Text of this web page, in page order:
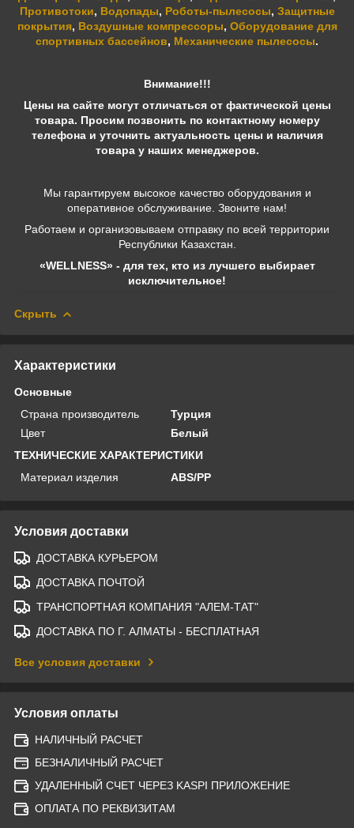
Противотоки, Водопады, Роботы-пылесосы, Защитные
покрытия, Воздушные компрессоры, Оборудование для
спортивных бассейнов, Механические пылесосы.
Внимание!!!
Цены на сайте могут отличаться от фактической цены
товара. Просим позвонить по контактному номеру
телефона и уточнить актуальность цены и наличия
товара у наших менеджеров.
Мы гарантируем высокое качество оборудования и
оперативное обслуживание. Звоните нам!
Работаем и организовываем отправку по всей территории
Республики Казахстан.
«WELLNESS» - для тех, кто из лучшего выбирает
исключительное!
Скрыть
Характеристики
Основные
Страна производитель
Турция
Цвет
Белый
ТЕХНИЧЕСКИЕ ХАРАКТЕРИСТИКИ
Материал изделия
ABS/PP
Условия доставки
ДОСТАВКА КУРЬЕРОМ
ДОСТАВКА ПОЧТОЙ
ТРАНСПОРТНАЯ КОМПАНИЯ "АЛЕМ-ТАТ"
ДОСТАВКА ПО Г. АЛМАТЫ - БЕСПЛАТНАЯ
Все условия доставки
Условия оплаты
НАЛИЧНЫЙ РАСЧЕТ
БЕЗНАЛИЧНЫЙ РАСЧЕТ
УДАЛЕННЫЙ СЧЕТ ЧЕРЕЗ KASPI ПРИЛОЖЕНИЕ
ОПЛАТА ПО РЕКВИЗИТАМ